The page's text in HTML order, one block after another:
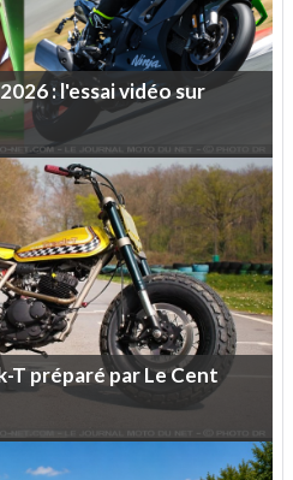
2026:l'essaividéosur
TpréparéparLeCent